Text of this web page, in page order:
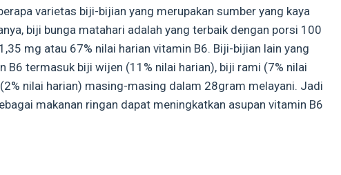
varietas biji-bijian yang merupakan sumber yang kaya
biji bunga matahari adalah yang terbaik dengan porsi 100
mg atau 67% nilai harian vitamin B6. Biji-bijian lain yang
B6 termasuk biji wijen (11% nilai harian), biji rami (7% nilai
nilai harian) masing-masing dalam 28gram melayani. Jadi
makanan ringan dapat meningkatkan asupan vitamin B6